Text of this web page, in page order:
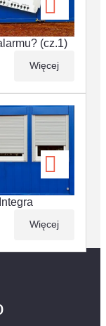
(cz.1)
Więcej
Więcej